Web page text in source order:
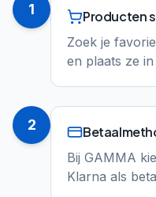
1 Producten
Zoek je
en plaats ze
2
Bij GAMMA
Klarna als